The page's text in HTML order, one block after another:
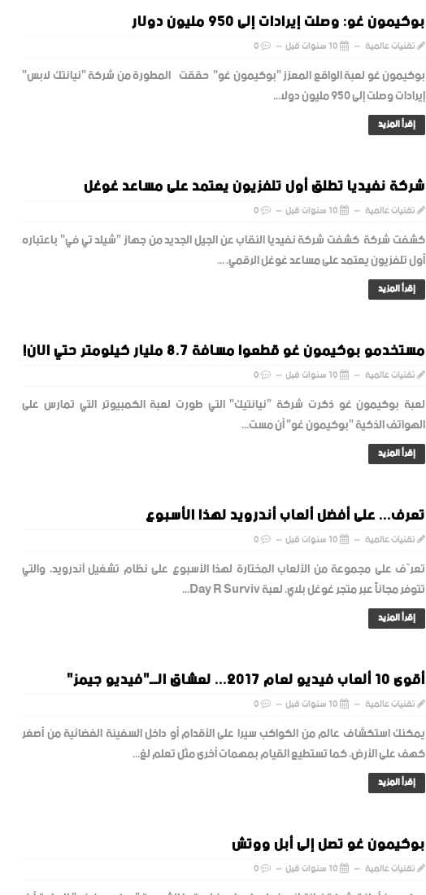
بوكيمون غو: وصلت إيرادات إلى 950 مليون دولار
تقنيات عالمية 10 سنوات قبل 0
بوكيمون غو لعبة الواقع المعزز "بوكيمون غو" حققت المطورة من شركة "نيانتك لابس"
إيرادات وصلت إلى 950 مليون دولا...
إقرأ المزيد
شركة نفيديا تطلق أول تلفزيون يعتمد على مساعد غوغل
تقنيات عالمية 10 سنوات قبل 0
كشفت شركة كشفت شركة نفيديا النقاب عن الجيل الجديد من جهاز "شيلد تي في" باعتباره
أول تلفزيون يعتمد على مساعد غوغل الرقمي. ...
إقرأ المزيد
مستخدمو بوكيمون غو قطعوا مسافة 8.7 مليار كيلومتر حتي الان!
تقنيات عالمية 10 سنوات قبل 0
لعبة بوكيمون غو ذكرت شركة "نيانتيك" التي طورت لعبة الكمبيوتر التي تمارس على
الهواتف الذكية "بوكيمون غو" أن مست...
إقرأ المزيد
تعرف... على أفضل ألعاب أندرويد لهذا الأسبوع
تقنيات عالمية 10 سنوات قبل 0
تعرّف على مجموعة من الألعاب المختارة لهذا الأسبوع على نظام تشغيل آندرويد، والتي
تتوفر مجاناً عبر متجر غوغل بلاي. لعبة Day R Surviv...
إقرأ المزيد
أقوى 10 ألعاب فيديو لعام 2017... لعشاق الــ"فيديو جيمز"
تقنيات عالمية 10 سنوات قبل 0
يمكنك استكشاف عالم من الكواكب سيرا على الأقدام أو داخل السفينة الفضائية من أصغر
كهف على الأرض، كما تستطيع القيام بمهمات أخرى مثل تعلم لغ...
إقرأ المزيد
بوكيمون غو تصل إلى أبل ووتش
تقنيات عالمية 10 سنوات قبل 0